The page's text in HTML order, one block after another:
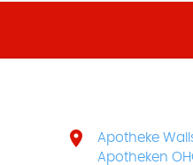

Apotheke
Apotheken